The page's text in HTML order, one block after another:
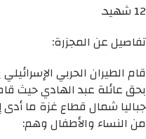
12 شهيد.
تفاصيل عن المجزرة:
بحق عائلة عبد الهادي حيث
من النساء والأطفال وهم: